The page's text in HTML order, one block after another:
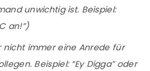
unwichtig ist. Beispiel:
an!”)
nicht immer eine Anrede für
Beispiel: “Ey Digga” oder